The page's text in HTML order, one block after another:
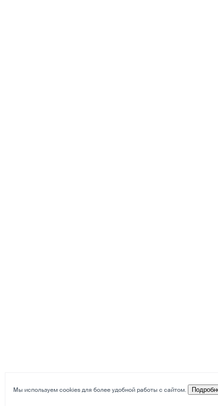
Мы используем cookies для более удобной работы с сайтом.